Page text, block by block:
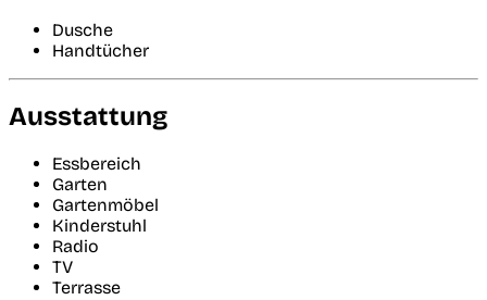
Dusche
Handtücher
Ausstattung
Essbereich
Garten
Gartenmöbel
Kinderstuhl
Radio
TV
Terrasse